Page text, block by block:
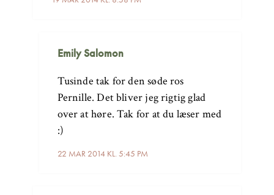
Emily Salomon
22 MAR 2014 KL. 5:45 PM
Tusinde tak for den søde ros
Pernille. Det bliver jeg rigtig glad
over at høre. Tak for at du læser med
:)